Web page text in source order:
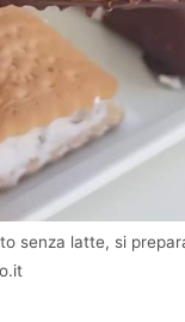
senza latte, si